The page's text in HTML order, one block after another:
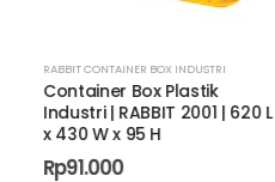
RABBIT CONTAINER BOX INDUSTRI
Container Box Plastik
Industri | RABBIT 2001 | 620 L
x 430 W x 95 H
Rp91.000